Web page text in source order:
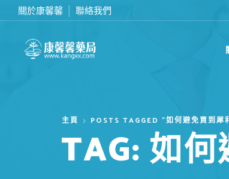
關於康馨馨 聯絡我們
主頁 POSTS TAGGED "如何避免買到犀
TAG: 如